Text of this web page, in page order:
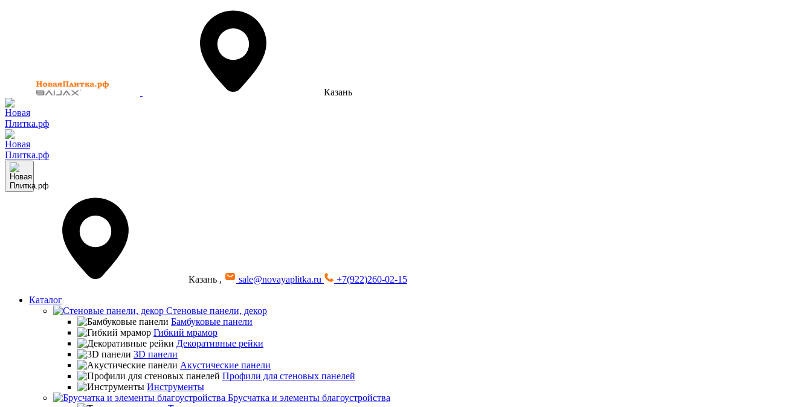
Казань
Казань , sale@novayaplitka.ru
+7(922)260-02-15
Каталог
Стеновые панели, декор
Бамбуковые панели
Гибкий мрамор
Декоративные рейки
3D панели
Акустические панели
Профили для стеновых панелей
Инструменты
Брусчатка и элементы благоустройства